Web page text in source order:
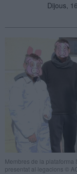
Dijous,
Membres de la
presentat al·legacions ©